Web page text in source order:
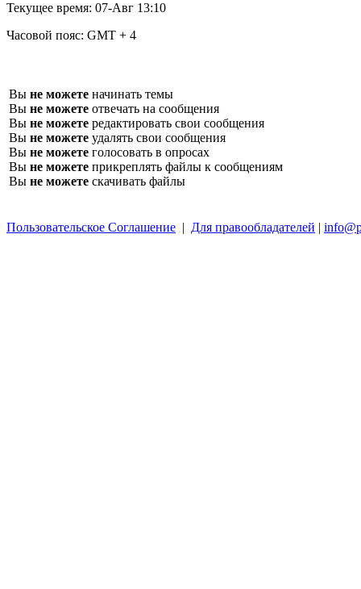
Текущее время: 07-Авг 13:10
Часовой пояс: GMT + 4
Вы не можете начинать темы
Вы не можете отвечать на сообщения
Вы не можете редактировать свои сообщения
Вы не можете удалять свои сообщения
Вы не можете голосовать в опросах
Вы не можете прикреплять файлы к сообщениям
Вы не можете скачивать файлы
Пользовательское Соглашение | Для правообладателей |